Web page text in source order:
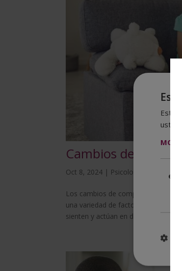
Cambios de
Oct 8, 2024 | Psicología Educativa
Los cambios de comportamiento
una variedad de factores internos
sienten y actúan en diferentes
Este
usted